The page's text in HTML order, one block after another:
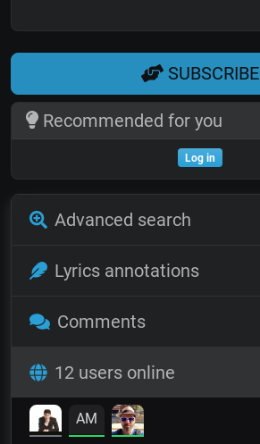
SUBSCRIBE
Recommended for you
Log in
Advanced search
Lyrics annotations
Comments
12 users online
AM